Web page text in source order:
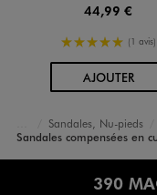
44,99 €
5/5 de (1 avis)
AJOUTERAU
Accueil
Femme
Chaussures
Sandales, Nu-pieds
Sandales compensées en
390